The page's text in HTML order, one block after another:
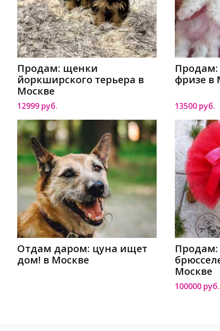
Продам: щенки
йоркширского терьера в
Москве
12999 руб.
фризе в
13500 руб.
Отдам даром: цуна ищет
дом! в Москве
Продам:
Москве
100000 руб.